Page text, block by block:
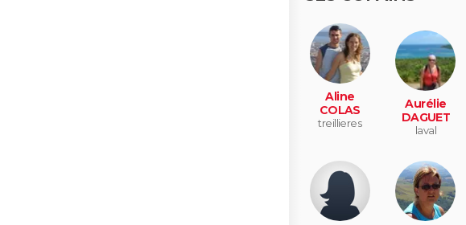
Aline
COLAS
treillieres
Aurélie
DAGUET
laval